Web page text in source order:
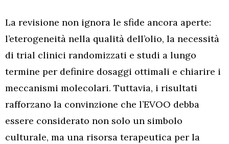
La revisione non ignora le sfide ancora aperte:
l’eterogeneità nella qualità dell’olio, la necessità
di trial clinici randomizzati e studi a lungo
termine per definire dosaggi ottimali e chiarire i
meccanismi molecolari. Tuttavia, i risultati
rafforzano la convinzione che l’EVOO debba
essere considerato non solo un simbolo
culturale, ma una risorsa terapeutica per la